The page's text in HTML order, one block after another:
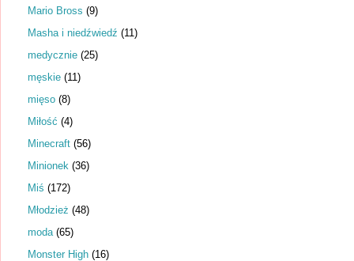
Mario Bross (9)
Masha i niedźwiedź (11)
medycznie (25)
męskie (11)
mięso (8)
Miłość (4)
Minecraft (56)
Minionek (36)
Miś (172)
Młodzież (48)
moda (65)
Monster High (16)